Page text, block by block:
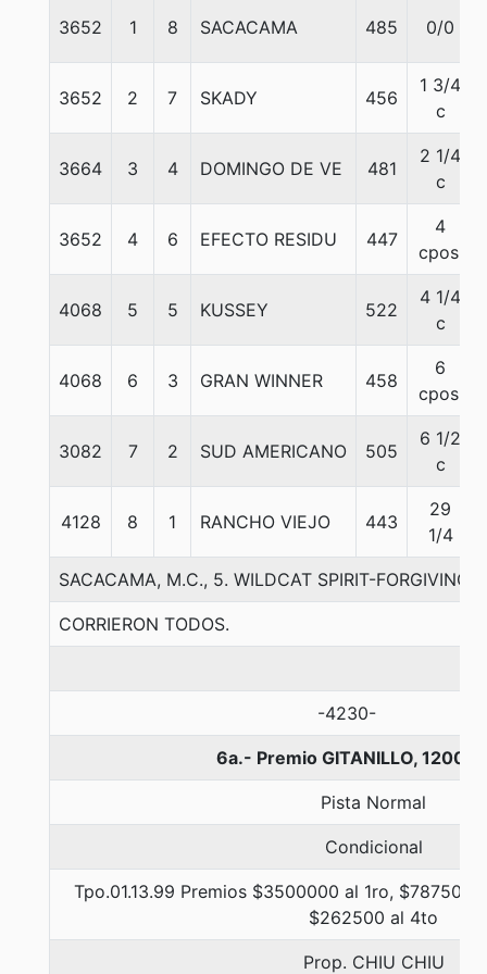
3652 1 8 SACACAMA 485 0/0
3652 2 7 SKADY 456
1 3/4
c
3664 3 4 DOMINGO DE VE 481
2 1/4
c
3652 4 6 EFECTO RESIDU 447
4
cpos.
4068 5 5 KUSSEY 522
4 1/4
c
4068 6 3 GRAN WINNER 458
6
cpos.
3082 7 2 SUD AMERICANO 505
6 1/2
c
4128 8 1 RANCHO VIEJO 443
29
1/4
SACACAMA, M.C., 5. WILDCAT SPIRIT-FORGIVING
CORRIERON TODOS.
-4230-
6a.- Premio GITANILLO, 1200
Pista Normal
Condicional
Tpo.01.13.99 Premios $3500000 al 1ro, $787500
$262500 al 4to
Prop. CHIU CHIU